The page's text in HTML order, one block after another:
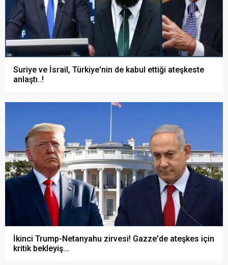
Suriye ve İsrail, Türkiye'nin de kabul ettiği ateşkeste
anlaştı..!
İkinci Trump-Netanyahu zirvesi! Gazze'de ateşkes için
kritik bekleyiş...